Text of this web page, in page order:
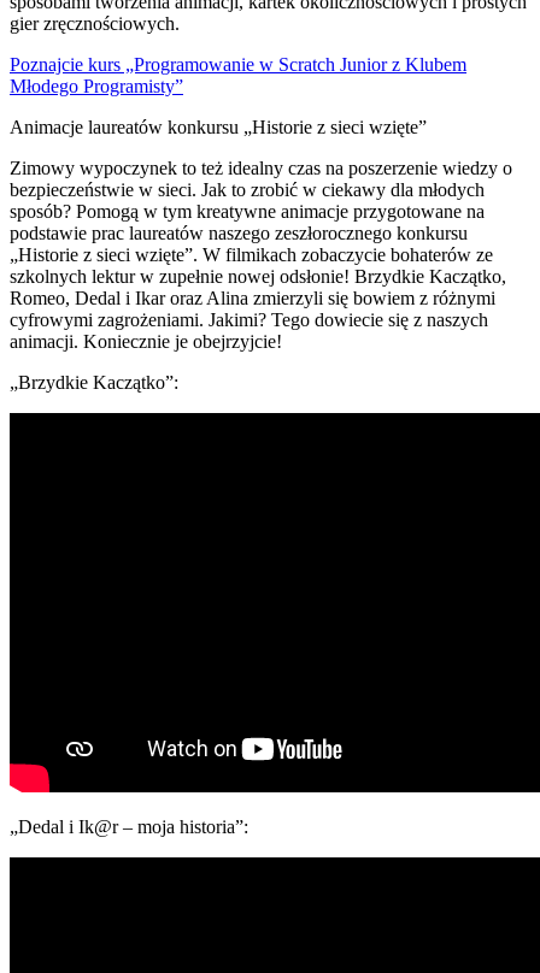
gier zręcznościowych.
Poznajcie kurs „Programowanie w Scratch Junior z Klubem
Młodego Programisty”
Animacje laureatów konkursu „Historie z sieci wzięte”
Zimowy wypoczynek to też idealny czas na poszerzenie wiedzy o
bezpieczeństwie w sieci. Jak to zrobić w ciekawy dla młodych
sposób? Pomogą w tym kreatywne animacje przygotowane na
podstawie prac laureatów naszego zeszłorocznego konkursu
„Historie z sieci wzięte”. W filmikach zobaczycie bohaterów ze
szkolnych lektur w zupełnie nowej odsłonie! Brzydkie Kaczątko,
Romeo, Dedal i Ikar oraz Alina zmierzyli się bowiem z różnymi
cyfrowymi zagrożeniami. Jakimi? Tego dowiecie się z naszych
animacji. Koniecznie je obejrzyjcie!
„Brzydkie Kaczątko”:
„Dedal i Ik@r – moja historia”: